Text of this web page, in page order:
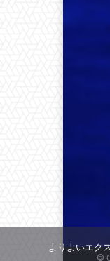
©
よりよいエク